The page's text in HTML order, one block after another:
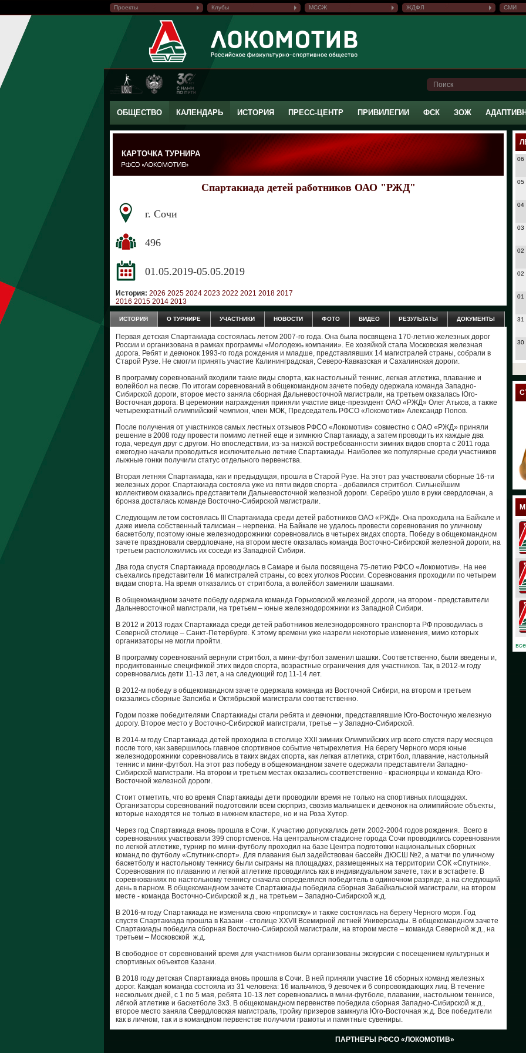
Проекты Клубы МССЖ ЖДФЛ СМИ
ОБЩЕСТВО КАЛЕНДАРЬ ИСТОРИЯ ПРЕСС-ЦЕНТР ПРИВИЛЕГИИ ФСК ЗОЖ
КАРТОЧКА ТУРНИРА
Спартакиада детей работников ОАО "РЖД"
г. Сочи
496
01.05.2019-05.05.2019
История: 2026 2025 2024 2023 2022 2021 2018 2017
2016 2015 2014 2013
ИСТОРИЯ О ТУРНИРЕ УЧАСТНИКИ НОВОСТИ ФОТО ВИДЕО РЕЗУЛЬТАТЫ ДОКУМЕНТЫ
Первая детская Спартакиада состоялась летом 2007-го года. Она была посвящена 170-летию железных дорог
России и организована в рамках программы «Молодежь компании». Ее хозяйкой стала Московская железная
дорога. Ребят и девчонок 1993-го года рождения и младше, представлявших 14 магистралей страны, собрали в
Старой Рузе. Не смогли принять участие Калининградская, Северо-Кавказская и Сахалинская дороги.
В программу соревнований входили такие виды спорта, как настольный теннис, легкая атлетика, плавание и
волейбол на песке. По итогам соревнований в общекомандном зачете победу одержала команда Западно-
Сибирской дороги, второе место заняла сборная Дальневосточной магистрали, на третьем оказалась Юго-
Восточная дорога. В церемонии награждения приняли участие вице-президент ОАО «РЖД» Олег Атьков, а также
четырехкратный олимпийский чемпион, член МОК, Председатель РФСО «Локомотив» Александр Попов.
После получения от участников самых лестных отзывов РФСО «Локомотив» совместно с ОАО «РЖД» приняли
решение в 2008 году провести помимо летней еще и зимнюю Спартакиаду, а затем проводить их каждые два
года, чередуя друг с другом. Но впоследствии, из-за низкой востребованности зимних видов спорта с 2011 года
ежегодно начали проводиться исключительно летние Спартакиады. Наиболее же популярные среди участников
лыжные гонки получили статус отдельного первенства.
Вторая летняя Спартакиада, как и предыдущая, прошла в Старой Рузе. На этот раз участвовали сборные 16-ти
железных дорог. Спартакиада состояла уже из пяти видов спорта - добавился стритбол. Сильнейшим
коллективом оказались представители Дальневосточной железной дороги. Серебро ушло в руки свердловчан, а
бронза досталась команде Восточно-Сибирской магистрали.
Следующим летом состоялась III Спартакиада среди детей работников ОАО «РЖД». Она проходила на Байкале и
даже имела собственный талисман – нерпенка. На Байкале не удалось провести соревнования по уличному
баскетболу, поэтому юные железнодорожники соревновались в четырех видах спорта. Победу в общекомандном
зачете праздновали свердловчане, на втором месте оказалась команда Восточно-Сибирской железной дороги, на
третьем расположились их соседи из Западной Сибири.
Два года спустя Спартакиада проводилась в Самаре и была посвящена 75-летию РФСО «Локомотив». На нее
съехались представители 16 магистралей страны, со всех уголков России. Соревнования проходили по четырем
видам спорта. На время отказались от стритбола, а волейбол заменили шашками.
В общекомандном зачете победу одержала команда Горьковской железной дороги, на втором - представители
Дальневосточной магистрали, на третьем – юные железнодорожники из Западной Сибири.
В 2012 и 2013 годах Спартакиада среди детей работников железнодорожного транспорта РФ проводилась в
Северной столице – Санкт-Петербурге. К этому времени уже назрели некоторые изменения, мимо которых
организаторы не могли пройти.
В программу соревнований вернули стритбол, а мини-футбол заменил шашки. Соответственно, были введены и,
продиктованные спецификой этих видов спорта, возрастные ограничения для участников. Так, в 2012-м году
соревновались дети 11-13 лет, а на следующий год 11-14 лет.
В 2012-м победу в общекомандном зачете одержала команда из Восточной Сибири, на втором и третьем
оказались сборные Запсиба и Октябрьской магистрали соответственно.
Годом позже победителями Спартакиады стали ребята и девчонки, представлявшие Юго-Восточную железную
дорогу. Второе место у Восточно-Сибирской магистрали, третье – у Западно-Сибирской.
В 2014-м году Спартакиада детей проходила в столице XXII зимних Олимпийских игр всего спустя пару месяцев
после того, как завершилось главное спортивное событие четырехлетия. На берегу Черного моря юные
железнодорожники соревновались в таких видах спорта, как легкая атлетика, стритбол, плавание, настольный
теннис и мини-футбол. На этот раз победу в общекомандном зачете одержали представители Западно-
Сибирской магистрали. На втором и третьем местах оказались соответственно - красноярцы и команда Юго-
Восточной железной дороги.
Стоит отметить, что во время Спартакиады дети проводили время не только на спортивных площадках.
Организаторы соревнований подготовили всем сюрприз, свозив мальчишек и девчонок на олимпийские объекты,
которые находятся не только в нижнем кластере, но и на Роза Хутор.
Через год Спартакиада вновь прошла в Сочи. К участию допускались дети 2002-2004 годов рождения. Всего в
соревнованиях участвовали 399 спортсменов. На центральном стадионе города Сочи проводились соревнования
по легкой атлетике, турнир по мини-футболу проходил на базе Центра подготовки национальных сборных
команд по футболу «Спутник-спорт». Для плавания был задействован бассейн ДЮСШ №2, а матчи по уличному
баскетболу и настольному теннису были сыграны на площадках, размещенных на территории СОК «Спутник».
Соревнования по плаванию и легкой атлетике проводились как в индивидуальном зачете, так и в эстафете. В
соревнованиях по настольному теннису сначала определялся победитель в одиночном разряде, а на следующий
день в парном. В общекомандном зачете Спартакиады победила сборная Забайкальской магистрали, на втором
месте - команда Восточно-Сибирской ж.д., на третьем – Западно-Сибирской ж.д.
В 2016-м году Спартакиада не изменила свою «прописку» и также состоялась на берегу Черного моря. Год
спустя Спартакиада прошла в Казани - столице XXVII Всемирной летней Универсиады. В общекомандном зачете
Спартакиады победила сборная Восточно-Сибирской магистрали, на втором месте – команда Северной ж.д., на
третьем – Московской ж.д.
В свободное от соревнований время для участников были организованы экскурсии с посещением культурных и
спортивных объектов Казани.
В 2018 году детская Спартакиада вновь прошла в Сочи. В ней приняли участие 16 сборных команд железных
дорог. Каждая команда состояла из 31 человека: 16 мальчиков, 9 девочек и 6 сопровождающих лиц. В течение
нескольких дней, с 1 по 5 мая, ребята 10-13 лет соревновались в мини-футболе, плавании, настольном теннисе,
лёгкой атлетике и баскетболе 3х3. В общекомандном первенстве победила сборная Западно-Сибирской ж.д.,
второе место заняла Свердловская магистраль, тройку призеров замкнула Юго-Восточная ж.д. Все победители
как в личном, так и в командном первенстве получили грамоты и памятные сувениры.
06
05
04
03
02
02
01
31
30
27
ПАРТНЕРЫ РФСО «ЛОКОМОТИВ»